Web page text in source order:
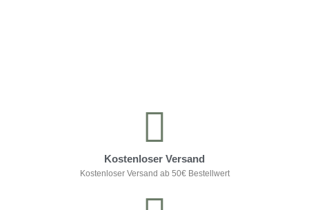
Kostenloser Versand
Kostenloser Versand ab 50€ Bestellwert